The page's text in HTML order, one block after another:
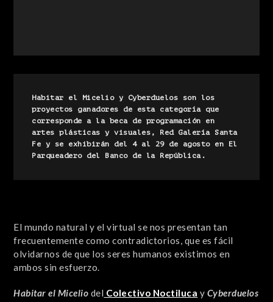
Habitar el Micelio y Cyberduelos son los
proyectos ganadores de esta categoría que
corresponde a la beca de programación en
artes plásticas y visuales, Red Galería Santa
Fe y se exhibirán del 4 al 29 de agosto en El
Parqueadero del Banco de la República.
El mundo natural y el virtual se nos presentan tan
frecuentemente como contradictorios, que es fácil
olvidarnos de que los seres humanos existimos en
ambos sin esfuerzo.
Habitar el Micelio del Colectivo Noctiluca y Cyberduelos